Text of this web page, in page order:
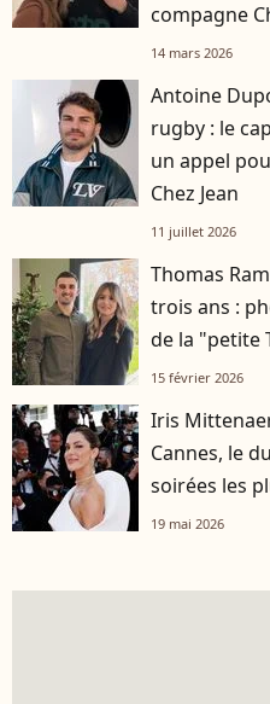
compagne
14 mars 2026
Antoine
rugby : le
un appel
Chez Jean
11 juillet 2026
Thomas
trois ans :
de la "petite
15 février 2026
Iris
Cannes, le
soirées les
19 mai 2026